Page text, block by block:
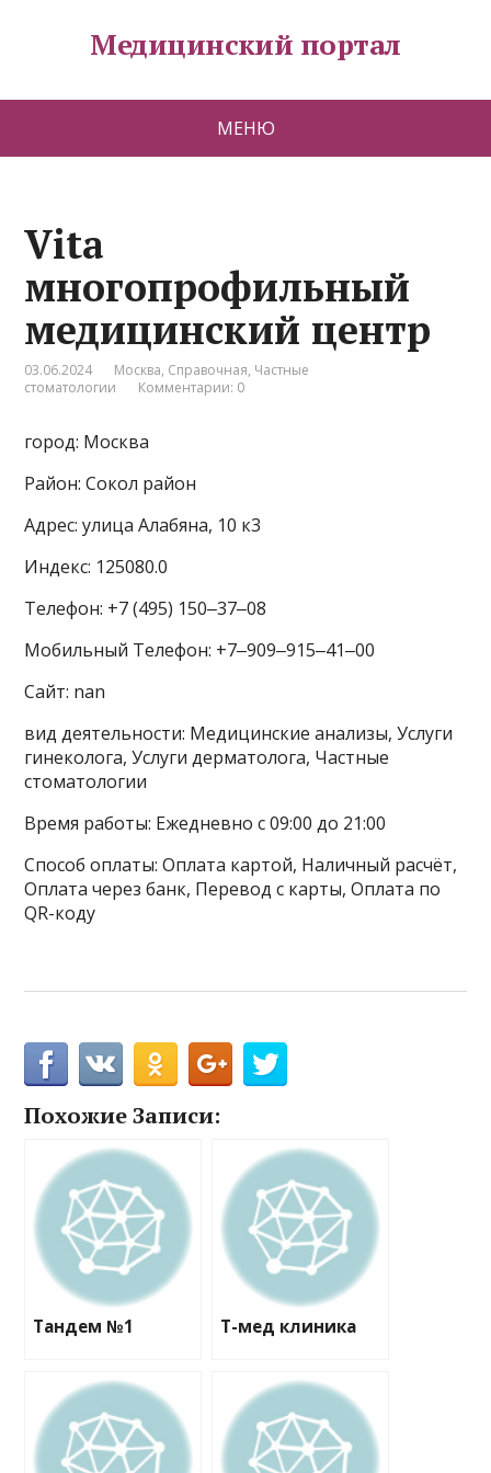
Медицинский портал
МЕНЮ
Vita
многопрофильный
медицинский центр
03.06.2024 Москва, Справочная, Частные
стоматологии
Комментарии: 0
город: Москва
Район: Сокол район
Адрес: улица Алабяна, 10 к3
Индекс: 125080.0
Телефон: +7 (495) 150‒37‒08
Мобильный Телефон: +7‒909‒915‒41‒00
Сайт: nan
вид деятельности: Медицинские анализы, Услуги
гинеколога, Услуги дерматолога, Частные
стоматологии
Время работы: Ежедневно с 09:00 до 21:00
Способ оплаты: Оплата картой, Наличный расчёт,
Оплата через банк, Перевод с карты, Оплата по
QR-коду
Похожие Записи:
Тандем №1 Т-мед клиника